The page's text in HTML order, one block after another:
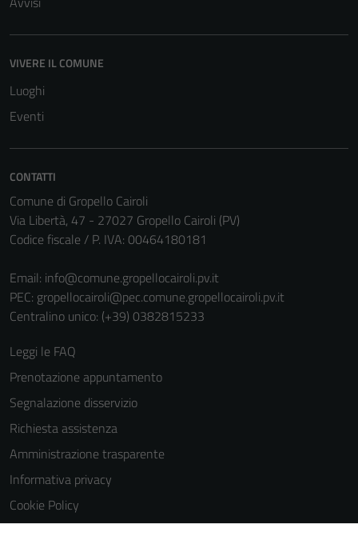
VIVERE IL COMUNE
Luoghi
Eventi
CONTATTI
Comune di Gropello Cairoli
Via Libertà, 47 - 27027 Gropello Cairoli (PV)
Codice fiscale / P. IVA: 00464180181
Email: info@comune.gropellocairoli.pv.it
PEC: gropellocairoli@pec.comune.gropellocairoli.pv.it
Centralino unico: (+39) 0382815233
Leggi le FAQ
Prenotazione appuntamento
Segnalazione disservizio
Richiesta assistenza
Amministrazione trasparente
Informativa privacy
Cookie Policy
Note legali
Questi cookie